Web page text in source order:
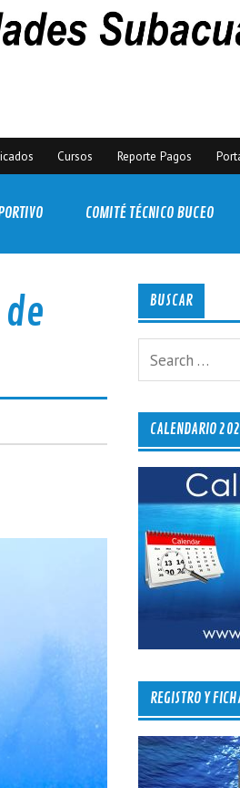
Cursos Reporte Pagos
COMITÉ TÉCNICO BUCEO
BUSCAR
CALENDARIO
REGISTRO Y